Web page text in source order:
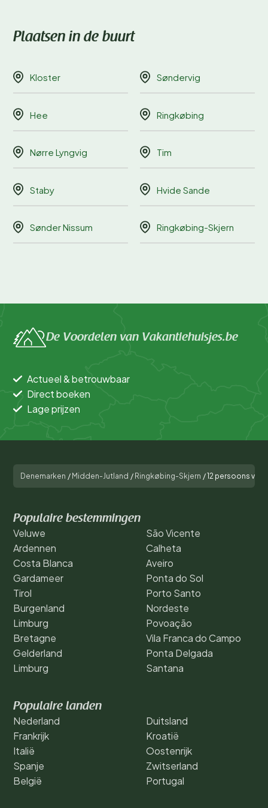
Plaatsen in de buurt
Kloster Søndervig
Hee Ringkøbing
Nørre Lyngvig Tim
Staby Hvide Sande
Sønder Nissum Ringkøbing-Skjern
De Voordelen van Vakantiehuisjes.be
Actueel & betrouwbaar
Direct boeken
Lage prijzen
Denemarken / Midden-Jutland / Ringkøbing-Skjern /12 persoons
Populaire bestemmingen
Veluwe
Ardennen
Costa Blanca
Gardameer
Tirol
Burgenland
Limburg
Bretagne
Gelderland
Limburg
São Vicente
Calheta
Aveiro
Ponta do Sol
Porto Santo
Nordeste
Povoação
Vila Franca do Campo
Ponta Delgada
Santana
Populaire landen
Nederland
Frankrijk
Italië
Spanje
België
Duitsland
Kroatië
Oostenrijk
Zwitserland
Portugal